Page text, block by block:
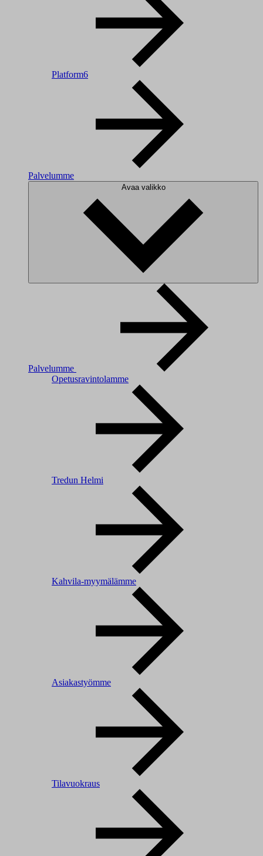
Platform6
Palvelumme
Avaa valikko
Palvelumme
Opetusravintolamme
Tredun Helmi
Kahvila-myymälämme
Asiakastyömme
Tilavuokraus